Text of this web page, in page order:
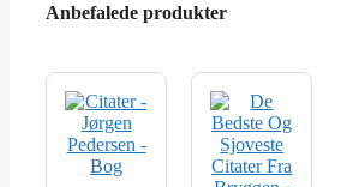
Anbefalede produkter